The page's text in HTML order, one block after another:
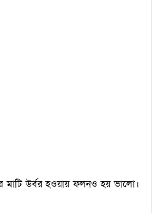
মাটি উর্বর হওয়ায় ফলনও হয় ভালো।